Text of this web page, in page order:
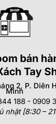
bán
Tay
2, P. Diên
Minh
188 - 0909
nhật [8:30 –